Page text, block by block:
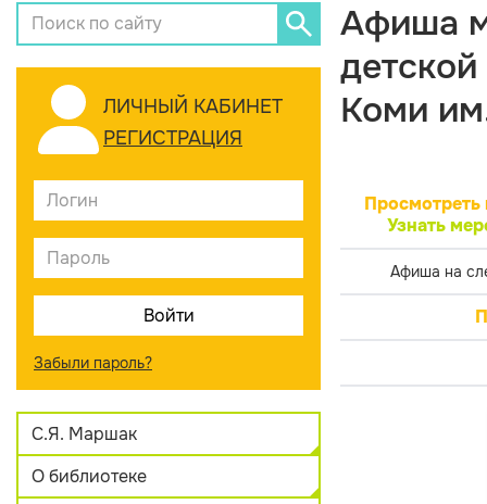
ЛИЧНЫЙ КАБИНЕТ
РЕГИСТРАЦИЯ
Забыли пароль?
С.Я. Маршак
О библиотеке
Афиша
Коми
Просмотреть
Узнать
Афиша на